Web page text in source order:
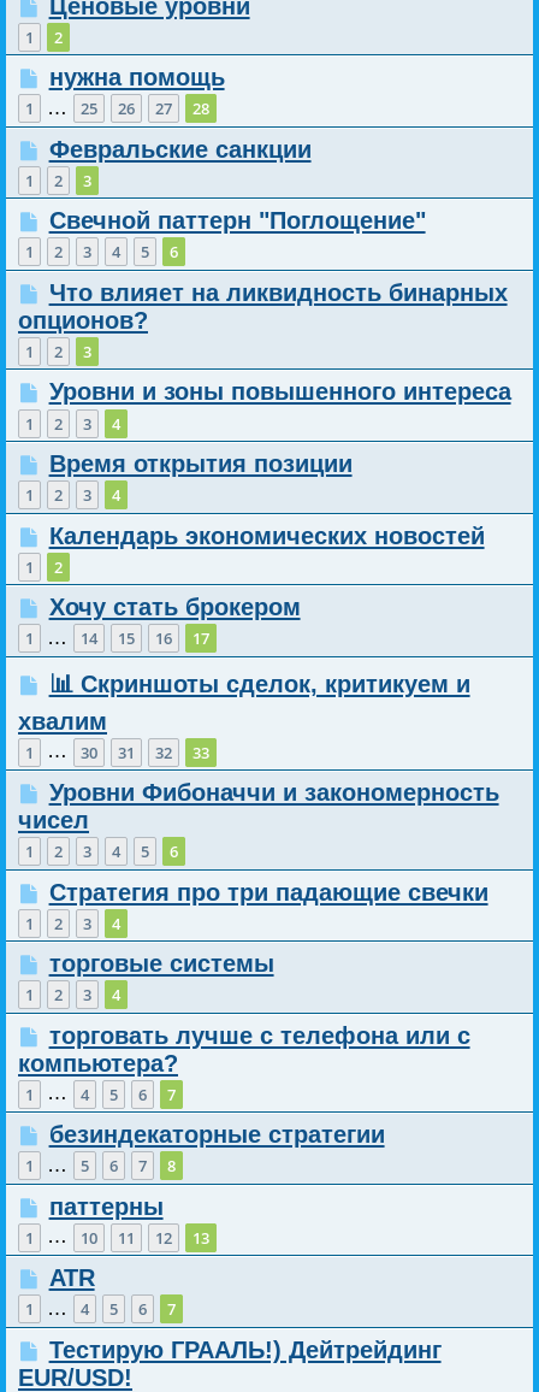
Ценовые уровни
1 2
нужна помощь
1 … 25 26 27 28
Февральские санкции
1 2 3
Свечной паттерн "Поглощение"
1 2 3 4 5 6
Что влияет на ликвидность бинарных
опционов?
1 2 3
Уровни и зоны повышенного интереса
1 2 3 4
Время открытия позиции
1 2 3 4
Календарь экономических новостей
1 2
Хочу стать брокером
1 … 14 15 16 17
📊 Скриншоты сделок, критикуем и
хвалим
1 … 30 31 32 33
Уровни Фибоначчи и закономерность
чисел
1 2 3 4 5 6
Стратегия про три падающие свечки
1 2 3 4
торговые системы
1 2 3 4
торговать лучше с телефона или с
компьютера?
1 … 4 5 6 7
безиндекаторные стратегии
1 … 5 6 7 8
паттерны
1 … 10 11 12 13
ATR
1 … 4 5 6 7
Тестирую ГРААЛЬ!) Дейтрейдинг
EUR/USD!